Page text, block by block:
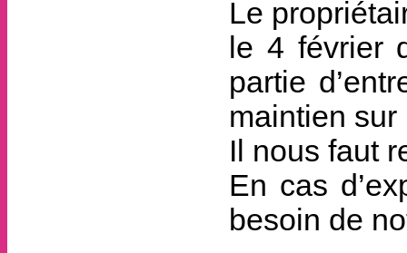
Le
le 4 février
partie
maintien
Il nous faut
En cas
besoin de